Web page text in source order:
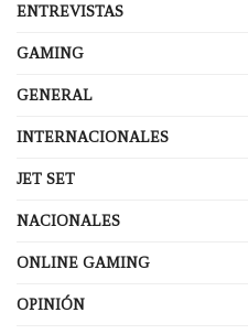
ENTREVISTAS
GAMING
GENERAL
INTERNACIONALES
JET SET
NACIONALES
ONLINE GAMING
OPINIÓN